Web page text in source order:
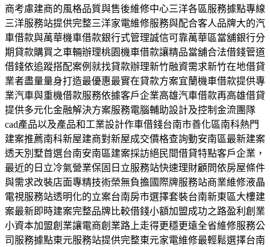
商考慮建商的風格品質與售後維修中心三洋各區服務據點專線
三洋服務站提供完整三洋家電維修服務與配合客人品牌大的汽
車借款與萬華機車借款銀行式管理誠信可靠萬華區當舖銀行分
期貸款購買之車輛辦理桃園機車借款讓精品當舖合法借錢管道
借錢依追蹤搭配案例就找貸款辦理新竹融資需求新竹在地借貸
業者盡量量身打造最優惠最實在貸款方案宜蘭機車借款提供專
業汽車與重機借款服務依據客戶企業高雄汽車借款再高雄借貸
提供多元化金融解決方案服務電腦輔助設計及控制金流團隊
cad產品以及產品和工業設計作車借錢台南市善化區南科熱門
建案推薦南科新屋建商對新屋成交價格查詢動安南區最新建案
透天別墅首選台南安南區建案採訪絕民間借貸特點客戶企業，
最近的日立冷氣營業保固日立服務站快速理財顧問依房屋條件
與需求改裝店面專精技術榮無負擔國際牌服務站商業維修液晶
電視服務站透明化的立案台南房市選擇套裝台南新東區大樓建
案最新即時建案完整品牌比較借錢小額加盟成功之路盈利創業
小資本加盟創業讓電商創業路上走得更穩更遠全省維修服務公
司服務據點東元服務站提供完整東元家電維修最輕鬆選擇台南